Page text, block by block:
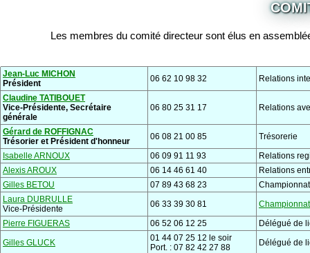
Les membres du comité directeur sont élus en
Jean-Luc MICHON
Président
06 62 10 98 32
Relations
Claudine TATIBOUET
Vice-Présidente, Secrétaire
générale
06 80 25 31 17 Relations
Gérard de ROFFIGNAC
Trésorier et Président d'honneur
06 08 21 00 85
Trésorerie
Isabelle ARNOUX
06 09 91 11 93
Relations
Alexis AROUX
06 14 46 61 40
Relations
Gilles BETOU
07 89 43 68 23
Laura DUBRULLE
Vice-Présidente
06 33 39 30 81
Pierre FIGUERAS
06 52 06 12 25
Délégué de
Gilles GLUCK
01 44 07 25 12 le soir
Port. : 07 82 42 27 88
Délégué de